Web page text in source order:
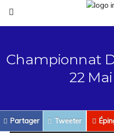
Championnat
22
Partager Tweeter